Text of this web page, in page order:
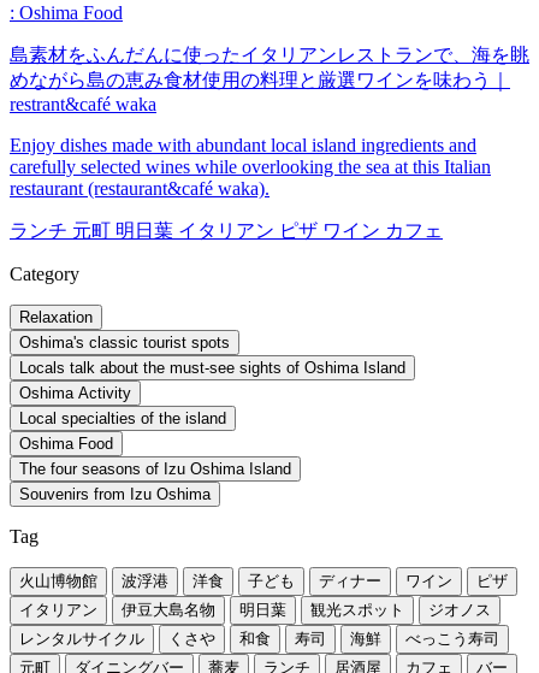
: Oshima Food
島素材をふんだんに使ったイタリアンレストランで、海を眺
めながら島の恵み食材使用の料理と厳選ワインを味わう｜
restrant&café waka
Enjoy dishes made with abundant local island ingredients and
carefully selected wines while overlooking the sea at this Italian
restaurant (restaurant&café waka).
ランチ 元町 明日葉 イタリアン ピザ ワイン カフェ
Category
Relaxation
Oshima's classic tourist spots
Locals talk about the must-see sights of Oshima Island
Oshima Activity
Local specialties of the island
Oshima Food
The four seasons of Izu Oshima Island
Souvenirs from Izu Oshima
Tag
火山博物館 波浮港 洋食 子ども ディナー ワイン
ピザ
イタリアン
伊豆大島名物 明日葉 観光スポット
ジオノス
レンタルサイクル
くさや 和食 寿司 海鮮
べっこう寿司
元町
ダイニングバー 蕎麦 ランチ 居酒屋 カフェ バー